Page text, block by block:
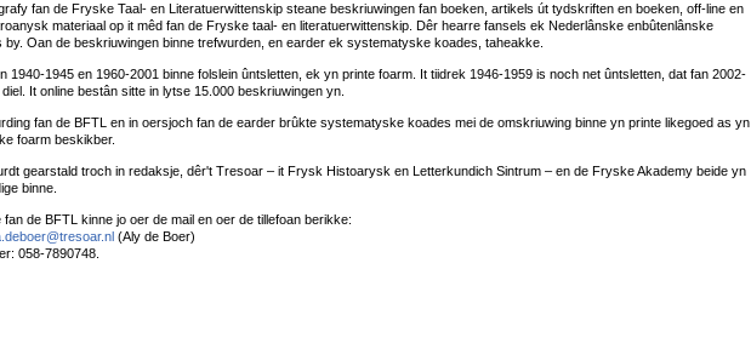
fan de Fryske Taal- en Literatuerwittenskip steane beskriuwingen fan boeken, artikels út tydskriften en boeken, off-line en
materiaal op it mêd fan de Fryske taal- en literatuerwittenskip. Dêr hearre fansels ek Nederlânske enbûtenlânske
by. Oan de beskriuwingen binne trefwurden, en earder ek systematyske koades, taheakke.
1940-1945 en 1960-2001 binne folslein ûntsletten, ek yn printe foarm. It tiidrek 1946-1959 is noch net ûntsletten, dat fan 2002-
It online bestân sitte in lytse 15.000 beskriuwingen yn.
fan de BFTL en in oersjoch fan de earder brûkte systematyske koades mei de omskriuwing binne yn printe likegoed as yn
foarm beskikber.
gearstald troch in redaksje, dêr't Tresoar – it Frysk Histoarysk en Letterkundich Sintrum – en de Fryske Akademy beide yn
binne.
de BFTL kinne jo oer de mail en oer de tillefoan berikke:
(Aly de Boer)
058-7890748.